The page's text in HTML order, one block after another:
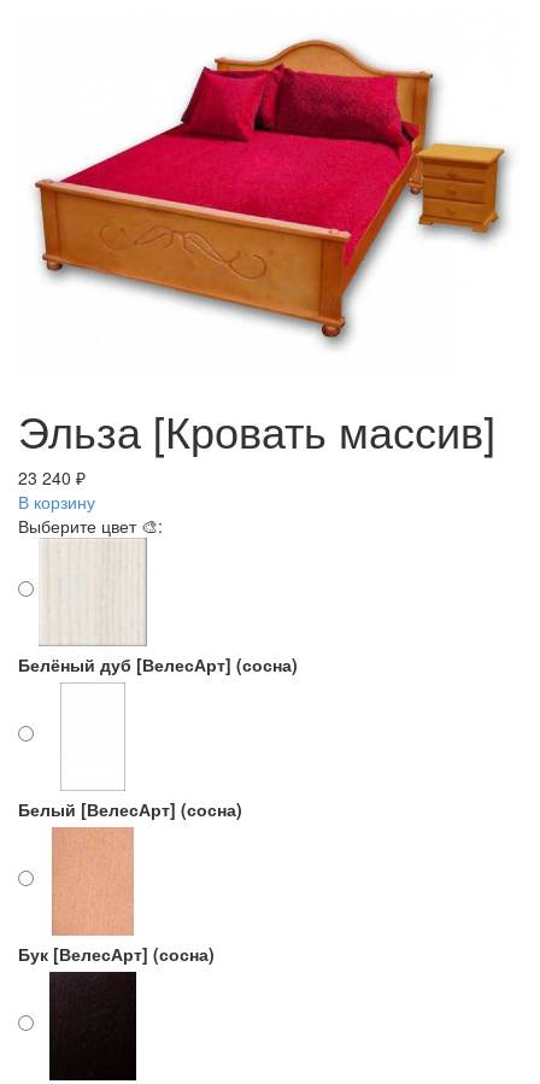
Эльза [Кровать массив]
23 240 ₽
В корзину
Выберите цвет 🎨:
Белёный дуб [ВелесАрт] (сосна)
Белый [ВелесАрт] (сосна)
Бук [ВелесАрт] (сосна)